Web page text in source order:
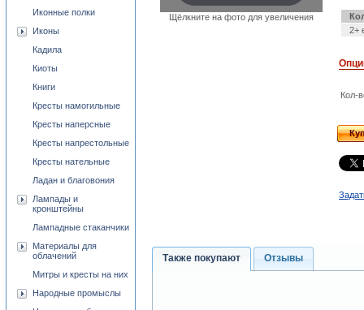
Щёлкните на фото для увеличения
2+
Кол-
Также покупают Отзывы
Иконные полки
Иконы
Кадила
Киоты
Книги
Кресты намогильные
Кресты наперсные
Кресты напрестольные
Кресты нательные
Ладан и благовония
Лампады и
кронштейны
Лампадные стаканчики
Материалы для
облачений
Митры и кресты на них
Народные промыслы